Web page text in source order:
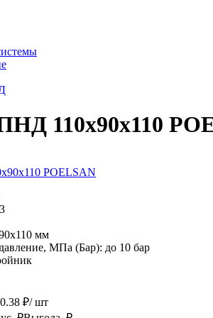
110х90х110
мм
МПа (Бар): до 10 бар
₽/ шт